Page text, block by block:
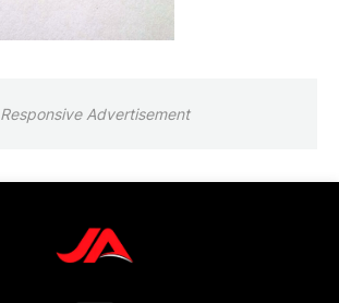
Responsive Advertisement